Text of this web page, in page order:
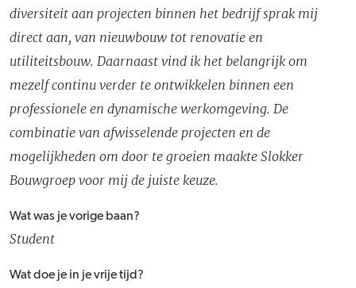
diversiteit aan projecten binnen het bedrijf sprak mij
direct aan, van nieuwbouw tot renovatie en
utiliteitsbouw. Daarnaast vind ik het belangrijk om
mezelf continu verder te ontwikkelen binnen een
professionele en dynamische werkomgeving. De
combinatie van afwisselende projecten en de
mogelijkheden om door te groeien maakte Slokker
Bouwgroep voor mij de juiste keuze.
Wat was je vorige baan?
Student
Wat doe je in je vrije tijd?